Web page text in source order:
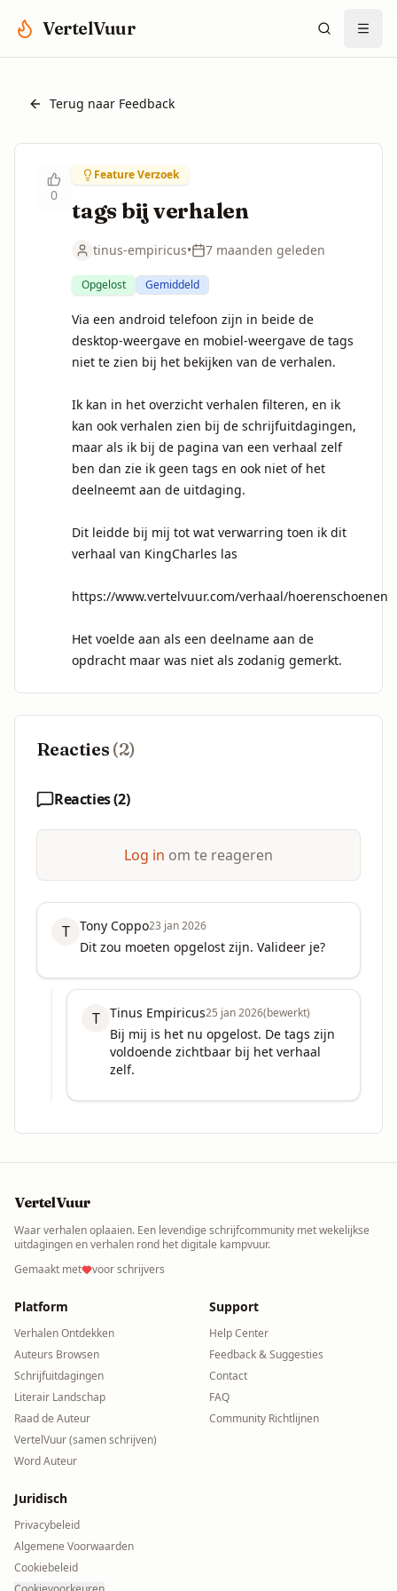
VertelVuur
Terug naar Feedback
0
Feature Verzoek
tags bij verhalen
tinus-empiricus• 7 maanden geleden
Opgelost Gemiddeld
Via een android telefoon zijn in beide de
desktop-weergave en mobiel-weergave de tags
niet te zien bij het bekijken van de verhalen.
Ik kan in het overzicht verhalen filteren, en ik
kan ook verhalen zien bij de schrijfuitdagingen,
maar als ik bij de pagina van een verhaal zelf
ben dan zie ik geen tags en ook niet of het
deelneemt aan de uitdaging.
Dit leidde bij mij tot wat verwarring toen ik dit
verhaal van KingCharles las
https://www.vertelvuur.com/verhaal/hoerenschoenen
Het voelde aan als een deelname aan de
opdracht maar was niet als zodanig gemerkt.
Reacties (2)
Reacties (2)
Log in om te reageren
T Tony Coppo23 jan 2026
Dit zou moeten opgelost zijn. Valideer je?
T Tinus Empiricus25 jan 2026(bewerkt)
Bij mij is het nu opgelost. De tags zijn
voldoende zichtbaar bij het verhaal
zelf.
VertelVuur
Waar verhalen oplaaien. Een levendige schrijfcommunity met wekelijkse
uitdagingen en verhalen rond het digitale kampvuur.
Gemaakt met
voor schrijvers
Platform
Verhalen Ontdekken
Auteurs Browsen
Schrijfuitdagingen
Literair Landschap
Raad de Auteur
VertelVuur (samen schrijven)
Word Auteur
Support
Help Center
Feedback & Suggesties
Contact
FAQ
Community Richtlijnen
Juridisch
Privacybeleid
Algemene Voorwaarden
Cookiebeleid